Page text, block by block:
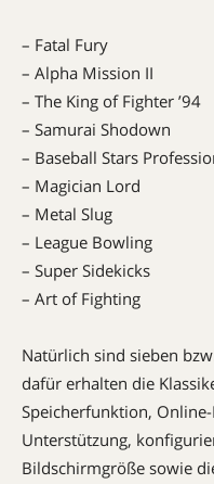
– Fatal Fury
– Alpha Mission II
– The King of Fighter ’94
– Samurai Shodown
– Baseball Stars
– Magician Lord
– Metal Slug
– League Bowling
– Super Sidekicks
– Art of Fighting
Natürlich sind sieben
dafür erhalten die
Speicherfunktion,
Unterstützung,
Bildschirmgröße sowie